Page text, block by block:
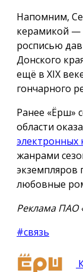
Напомним,
керамикой —
росписью
Донского
ещё в XIX
гончарного
Ранее «Ёрш»
области
электронных
жанрами
экземпляров
любовные
Реклама ПАО
#связь